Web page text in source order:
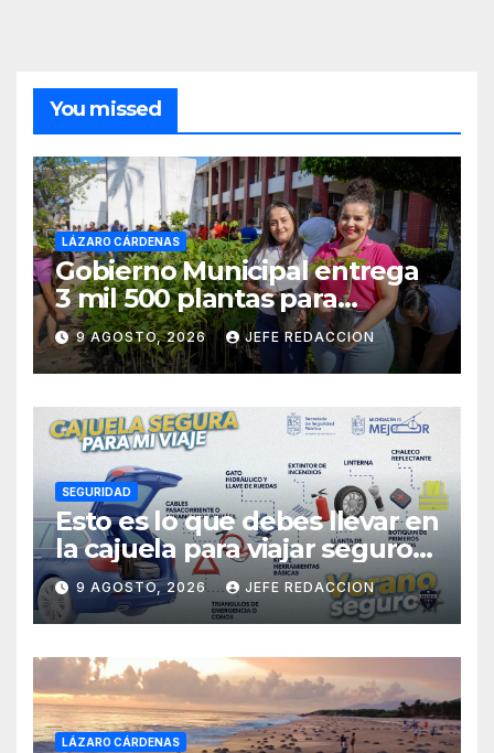
You missed
LÁZARO CÁRDENAS
Gobierno Municipal entrega
3 mil 500 plantas para
sumarse a la Jornada
Nacional de Reforestación
9 AGOSTO, 2026 JEFE REDACCION
SEGURIDAD
Esto es lo que debes llevar en
la cajuela para viajar seguro
por carretera
9 AGOSTO, 2026 JEFE REDACCION
LÁZARO CÁRDENAS